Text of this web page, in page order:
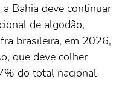
Bahia deve continuar
de algodão,
brasileira, em 2026,
que deve colher
do total nacional